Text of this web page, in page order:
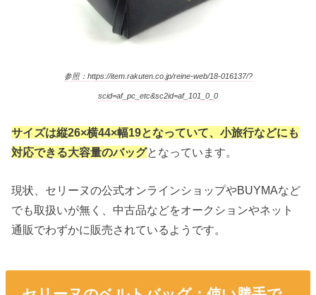
参照：https://item.rakuten.co.jp/reine-web/18-016137/?
scid=af_pc_etc&sc2id=af_101_0_0
サイズは縦26×横44×幅19となっていて、小旅行などにも
対応できる大容量のバッグとなっています。
現状、セリーヌの公式オンラインショップやBUYMAなど
でも取扱いが無く、中古品などをオークションやネット
通販でわずかに販売されているようです。